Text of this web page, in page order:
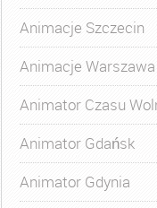
Kurs Animatora Gdańsk
Animacje Szczecin
Animacje Warszawa
Animator Czasu
Animator Gdańsk
Animator Gdynia